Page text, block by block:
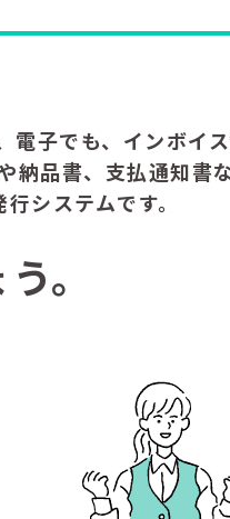
子でも、インボイ
納品書、支払通知書
システムです。
。